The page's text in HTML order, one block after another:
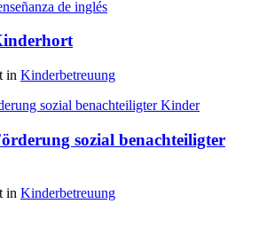
in Kinderbetreuung
sozial benachteiligter
in Kinderbetreuung